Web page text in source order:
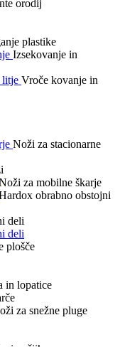
orodij
plastike
Izsekovanje in
litje Vroče kovanje in
Noži za stacionarne
za mobilne škarje
obrabno obstojni
deli
deli
plošče
in lopatice
za snežne pluge